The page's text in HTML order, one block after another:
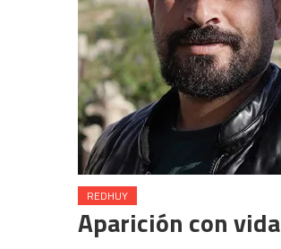
REDHUY
Aparición con